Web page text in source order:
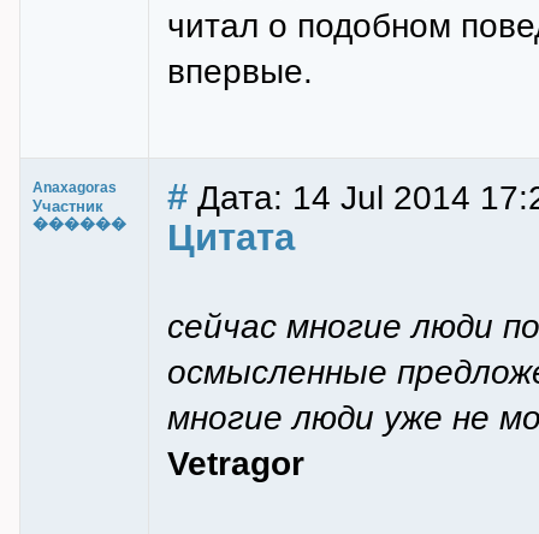
читал о подобном
впервые.
Anaxagoras
Участник
������
# Дата: 14 Jul 2014
Цитата
сейчас многие люди
осмысленные
многие люди уже не
Vetragor